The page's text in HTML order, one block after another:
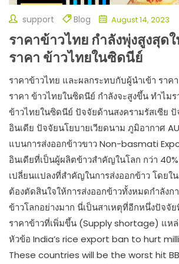
support Blog August 14, 2023
ราคาข้าวไทย กำลังพุ่งสูงสุด
ราคา ข้าวไทยในซิดนีย์
ราคาข้าวไทย และผลกระทบกับผู้นำเข้า ราค
ราคา ข้าวไทยในซิดนีย์ กำลังจะสูงขึ้น ทำไม
ข้าวไทยในซิดนีย์ ปัจจัยด้านสงครามรัสเซีย
อินเดีย ปัจจัยนโยบายเวียดนาม ภูมิอากาศ
แบนการส่งออกข้าวขาว Non-basmati
อินเดียที่เป็นผู้ผลิตข้าวสำคัญในโลก กว่า
เปลี่ยนแปลงที่สำคัญในการส่งออกข้าว โดยใ
ต้องตัดสินใจให้การส่งออกข้าวทั้งหมดกำลังก
ข้าวโลกอย่างมาก นี่เป็นสาเหตุที่อีกหนึ่งปัจจั
ราคาข้าวที่เพิ่มขึ้น (Supply shortage) แหล่
หัวข้อ India’s rice export ban to hurt
These countries will be the worst hit